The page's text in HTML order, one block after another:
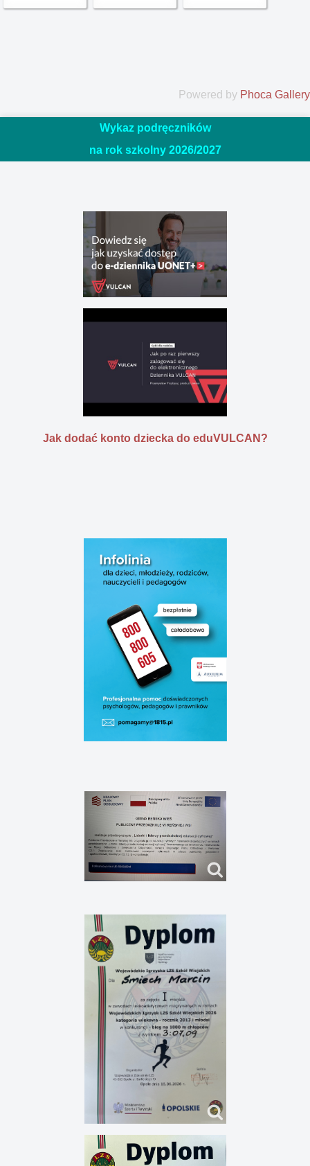
Powered by Phoca Gallery
Wykaz podręczników
na rok szkolny 2026/2027
Jak dodać konto dziecka do eduVULCAN?